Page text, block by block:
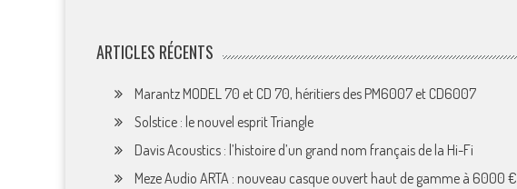
ARTICLES RÉCENTS
Marantz MODEL 70 et CD 70, héritiers des PM6007 et CD6007
Solstice : le nouvel esprit Triangle
Davis Acoustics : l’histoire d’un grand nom français de la Hi-Fi
Meze Audio ARTA : nouveau casque ouvert haut de gamme à 6000 €